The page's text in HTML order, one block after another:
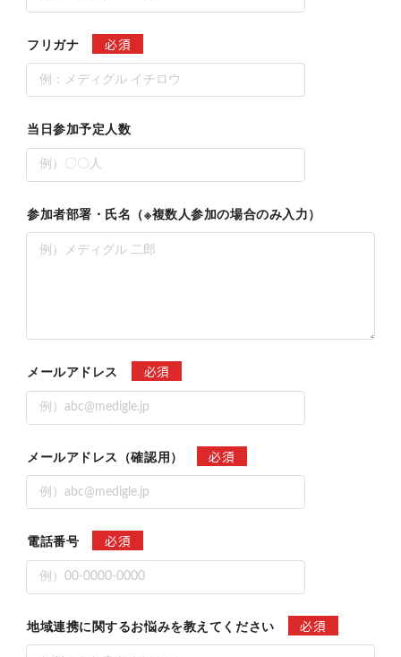
フリガナ 必須
当日参加予定人数
参加者部署・氏名（※複数人参加の場合のみ入力）
メールアドレス 必須
メールアドレス（確認用） 必須
電話番号 必須
地域連携に関するお悩みを教えてください 必須